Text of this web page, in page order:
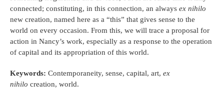
connected; constituting, in this connection, an always ex nihilo
new creation, named here as a “this” that gives sense to the
world on every occasion. From this, we will trace a proposal for
action in Nancy’s work, especially as a response to the operation
of capital and its appropriation of this world.
Keywords: Contemporaneity, sense, capital, art, ex
nihilo creation, world.